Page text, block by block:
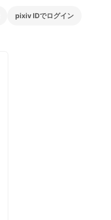
pixiv IDでログイン